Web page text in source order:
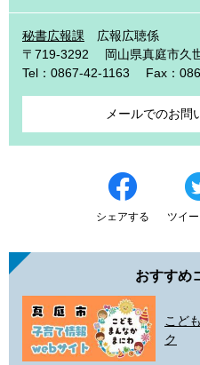
秘書広報課
広報広聴係
〒719-3292
岡山県真庭市久
Tel：0867-42-1163
Fax：
メールでのお問
シェアする ツイ
おすすめ
こど
ク